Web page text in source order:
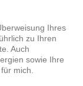
Ihres
zu Ihren
Auch
sowie Ihre
mich.